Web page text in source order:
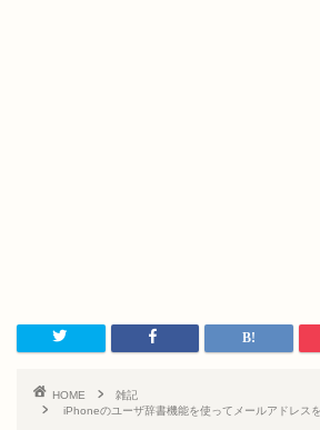
HOME
雑記
iPhoneのユーザ辞書機能を使ってメールアドレス